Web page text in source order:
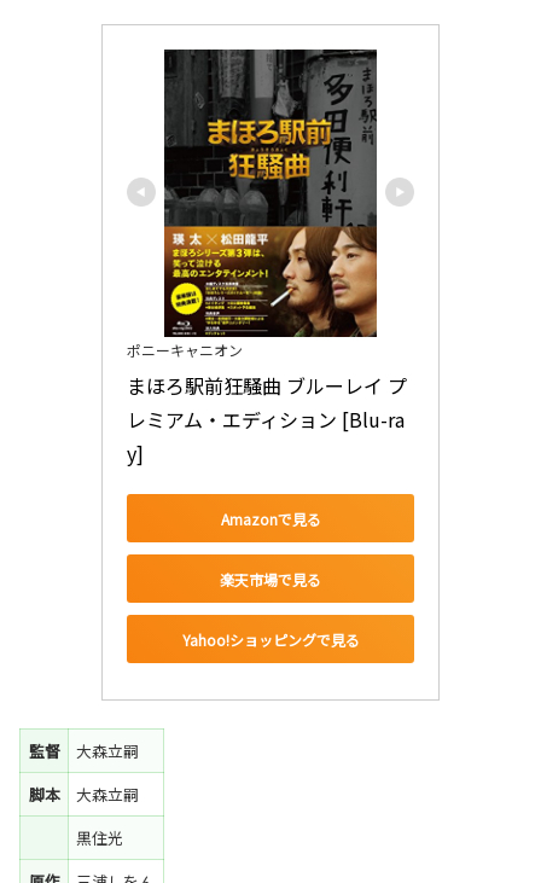
ポニーキャニオン
まほろ駅前狂騒曲 ブルーレイ プ
レミアム・エディション [Blu-ra
y]
Amazonで見る
楽天市場で見る
Yahoo!ショッピングで見る
監督
大森立嗣
脚本
大森立嗣
黒住光